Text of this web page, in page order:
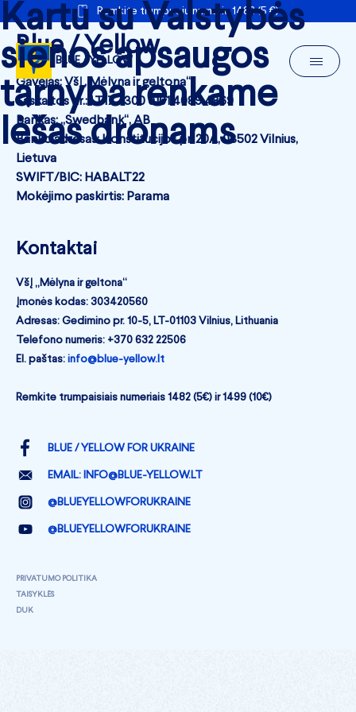
Remkite trumpuoju numeriu 1482 (5 €)
BLUE / YELLOW
Kartu su Valstybės
sienos apsaugos
tarnyba renkame
lėšas dronams
Blue / Yellow
Gavėjas: VšĮ „Mėlyna ir geltona“
Sąskaitos nr.: LT17 7300 0101 4089 4869
Bankas: „Swedbank“, AB
Banko adresas: Konstitucijos pr. 20A, 03502 Vilnius,
Lietuva
SWIFT/BIC: HABALT22
Mokėjimo paskirtis: Parama
Kontaktai
VšĮ „Mėlyna ir geltona“
Įmonės kodas: 303420560
Adresas: Gedimino pr. 10-5, LT-01103 Vilnius, Lithuania
Telefono numeris: +370 632 22506
El. paštas: info@blue-yellow.lt
Remkite trumpaisiais numeriais 1482 (5€) ir 1499 (10€)
BLUE / YELLOW FOR UKRAINE
EMAIL: INFO@BLUE-YELLOW.LT
@BLUEYELLOWFORUKRAINE
@BLUEYELLOWFORUKRAINE
PRIVATUMO POLITIKA
TAISYKLĖS
DUK